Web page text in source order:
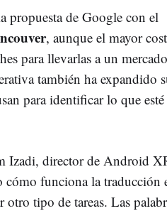
propuesta de Google con el
, aunque el mayor
para llevarlas a un mercado
también ha expandido
para identificar lo que esté
Izadi, director de Android
funciona la traducción
tipo de tareas. Las